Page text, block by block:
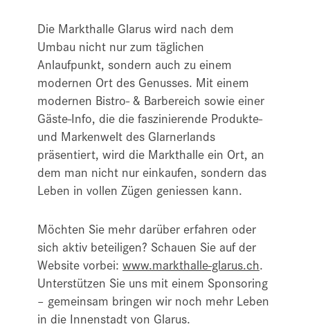
Die Markthalle Glarus wird nach dem
Umbau nicht nur zum täglichen
Anlaufpunkt, sondern auch zu einem
modernen Ort des Genusses. Mit einem
modernen Bistro- & Barbereich sowie einer
Gäste-Info, die die faszinierende Produkte-
und Markenwelt des Glarnerlands
präsentiert, wird die Markthalle ein Ort, an
dem man nicht nur einkaufen, sondern das
Leben in vollen Zügen geniessen kann.
Möchten Sie mehr darüber erfahren oder
sich aktiv beteiligen? Schauen Sie auf der
Website vorbei: www.markthalle-glarus.ch.
Unterstützen Sie uns mit einem Sponsoring
– gemeinsam bringen wir noch mehr Leben
in die Innenstadt von Glarus.